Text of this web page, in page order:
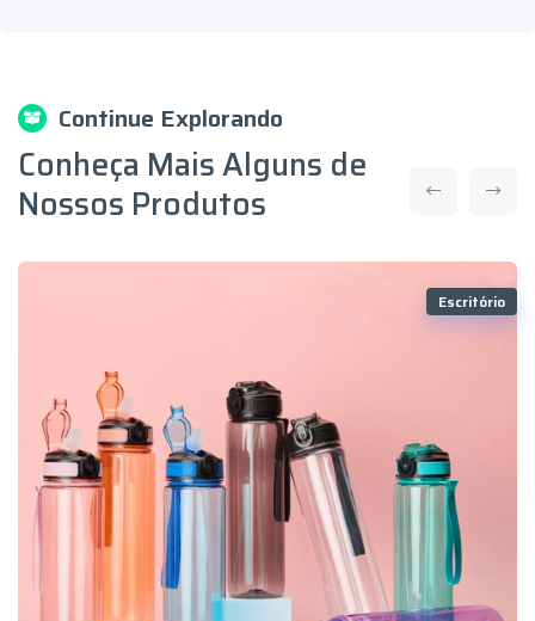
Continue Explorando
Conheça Mais Alguns de
Nossos Produtos
Escritório